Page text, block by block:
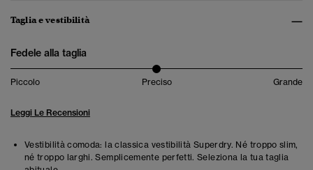
Taglia e vestibilità
Fedele alla taglia
Piccolo Preciso Grande
Leggi Le Recensioni
Vestibilità comoda: la classica vestibilità Superdry. Né troppo slim,
né troppo larghi. Semplicemente perfetti. Seleziona la tua taglia